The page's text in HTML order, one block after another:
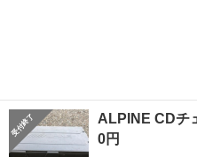
ALPINE CDチ
0円